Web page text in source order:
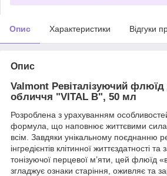
Опис Характеристики Відгуки
Опис
Valmont Ревіталізуючий
обличчя "VITAL B", 50 мл
Розроблена з урахуванням
формула, що наповнює життєвими
всім. Завдяки унікальному поєднанню
інгредієнтів клітинної життєздатності та
тонізуючої перцевої м’яти, цей флюїд
згладжує ознаки старіння, оживляє та